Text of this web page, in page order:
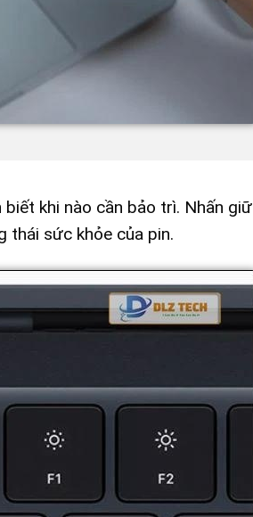
khi nào cần bảo trì. Nhấn
thái sức khỏe của pin.